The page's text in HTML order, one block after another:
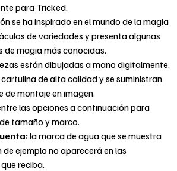
para Tricked.
se ha inspirado en el mundo de la magia
de variedades y presenta algunas
de magia más conocidas.
están dibujadas a mano digitalmente,
de alta calidad y se suministran
de montaje en imagen.
las opciones a continuación para
tamaño y marco.
la marca de agua que se muestra
de ejemplo no aparecerá en las
reciba.